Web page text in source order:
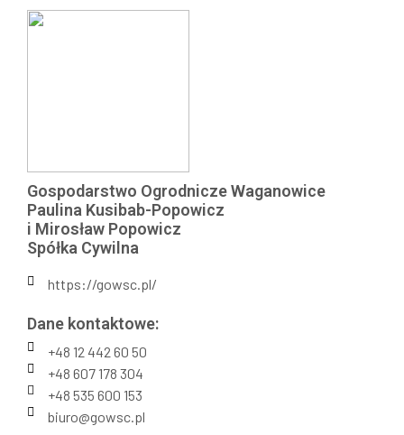
Gospodarstwo Ogrodnicze Waganowice
Paulina Kusibab-Popowicz
i Mirosław Popowicz
Spółka Cywilna
https://gowsc.pl/
Dane kontaktowe:
+48 12 442 60 50
+48 607 178 304
+48 535 600 153
biuro@gowsc.pl